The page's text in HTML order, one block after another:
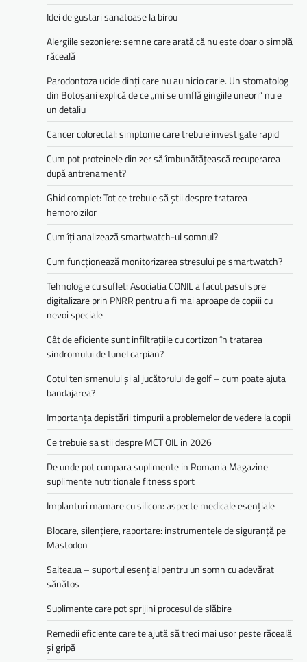
Idei de gustari sanatoase la birou
Alergiile sezoniere: semne care arată că nu este doar o simplă
răceală
Parodontoza ucide dinți care nu au nicio carie. Un stomatolog
din Botoșani explică de ce „mi se umflă gingiile uneori” nu e
un detaliu
Cancer colorectal: simptome care trebuie investigate rapid
Cum pot proteinele din zer să îmbunătățească recuperarea
după antrenament?
Ghid complet: Tot ce trebuie să știi despre tratarea
hemoroizilor
Cum îți analizează smartwatch-ul somnul?
Cum funcționează monitorizarea stresului pe smartwatch?
Tehnologie cu suflet: Asociatia CONIL a facut pasul spre
digitalizare prin PNRR pentru a fi mai aproape de copiii cu
nevoi speciale
Cât de eficiente sunt infiltrațiile cu cortizon în tratarea
sindromului de tunel carpian?
Cotul tenismenului și al jucătorului de golf – cum poate ajuta
bandajarea?
Importanța depistării timpurii a problemelor de vedere la copii
Ce trebuie sa stii despre MCT OIL in 2026
De unde pot cumpara suplimente in Romania Magazine
suplimente nutritionale fitness sport
Implanturi mamare cu silicon: aspecte medicale esențiale
Blocare, silențiere, raportare: instrumentele de siguranță pe
Mastodon
Salteaua – suportul esențial pentru un somn cu adevărat
sănătos
Suplimente care pot sprijini procesul de slăbire
Remedii eficiente care te ajută să treci mai ușor peste răceală
și gripă